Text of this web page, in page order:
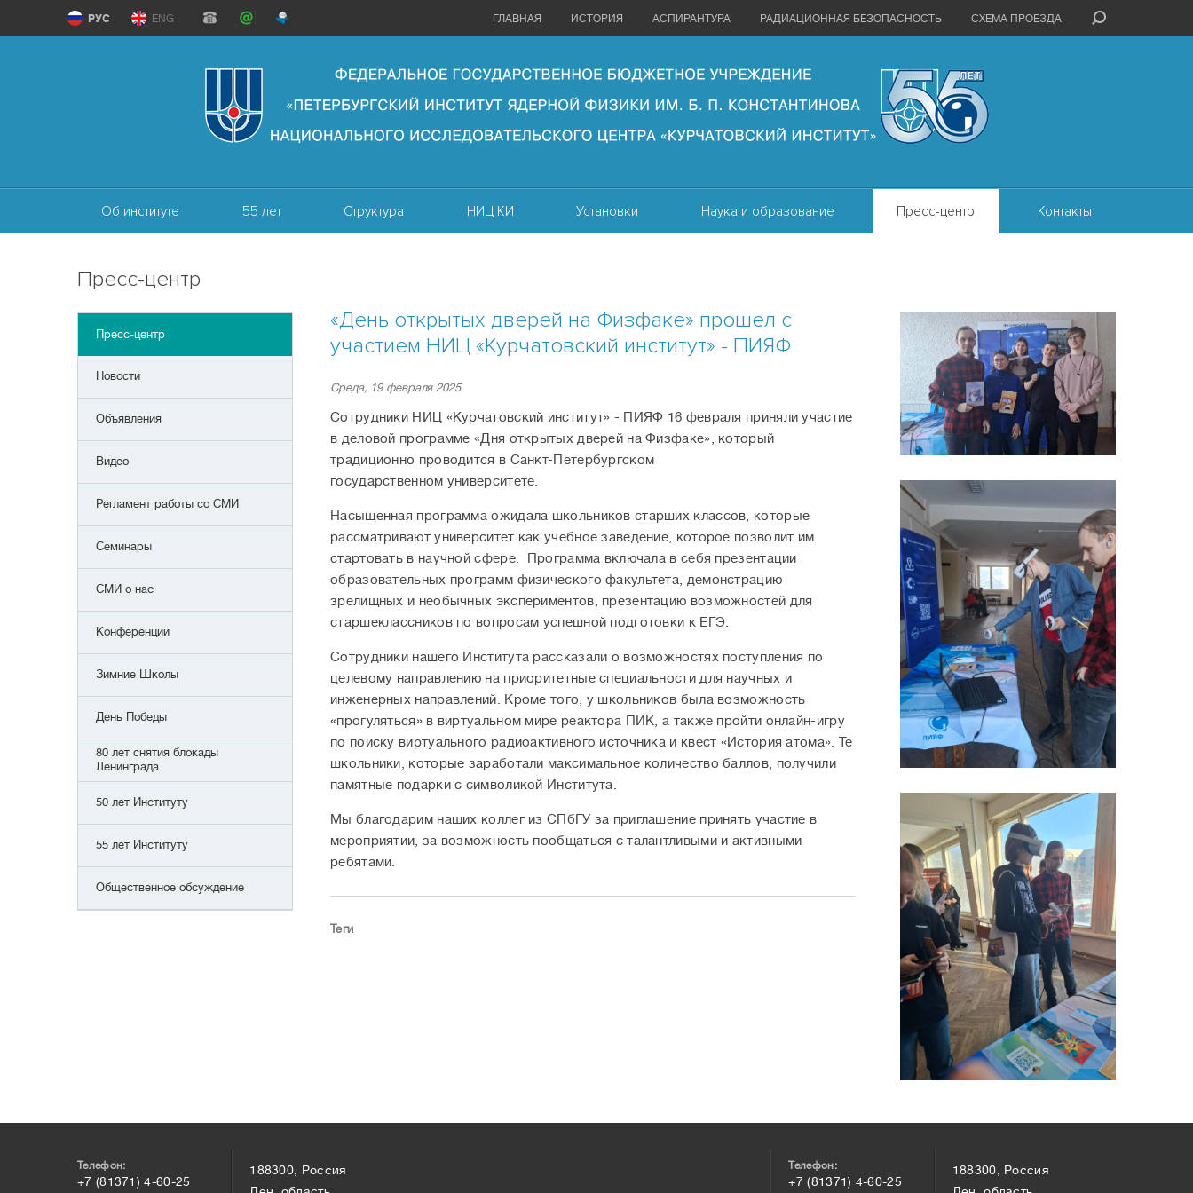
ГЛАВНАЯ ИСТОРИЯ АСПИРАНТУРА РАДИАЦИОННАЯ БЕЗОПАСНОСТЬ СХЕМА ПРОЕЗДА
РУС ENG
Об институте 55 лет Структура НИЦ КИ Установки Наука и образование Пресс-центр Контакты
Пресс-центр
Пресс-центр
Новости
Объявления
Видео
Регламент работы со СМИ
Семинары
СМИ о нас
Конференции
Зимние Школы
День Победы
80 лет снятия блокады
Ленинграда
50 лет Институту
55 лет Институту
Общественное обсуждение
«День открытых дверей на Физфаке» прошел с
участием НИЦ «Курчатовский институт» - ПИЯФ
Среда, 19 февраля 2025
Сотрудники НИЦ «Курчатовский институт» - ПИЯФ 16 февраля приняли участие
в деловой программе «Дня открытых дверей на Физфаке», который
традиционно проводится в Санкт-Петербургском
государственном университете.
Насыщенная программа ожидала школьников старших классов, которые
рассматривают университет как учебное заведение, которое позволит им
стартовать в научной сфере. Программа включала в себя презентации
образовательных программ физического факультета, демонстрацию
зрелищных и необычных экспериментов, презентацию возможностей для
старшеклассников по вопросам успешной подготовки к ЕГЭ.
Сотрудники нашего Института рассказали о возможностях поступления по
целевому направлению на приоритетные специальности для научных и
инженерных направлений. Кроме того, у школьников была возможность
«прогуляться» в виртуальном мире реактора ПИК, а также пройти онлайн-игру
по поиску виртуального радиоактивного источника и квест «История атома». Те
школьники, которые заработали максимальное количество баллов, получили
памятные подарки с символикой Института.
Мы благодарим наших коллег из СПбГУ за приглашение принять участие в
мероприятии, за возможность пообщаться с талантливыми и активными
ребятами.
Теги
Телефон:
+7 (81371) 4-60-25
188300, Россия
Телефон:
+7 (81371) 4-60-25
188300, Россия